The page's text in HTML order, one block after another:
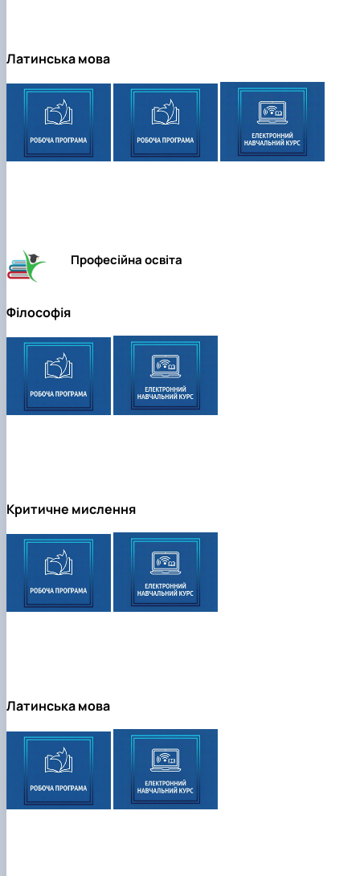
Латинська мова
Професійна освіта
Філософія
Критичне мислення
Латинська мова